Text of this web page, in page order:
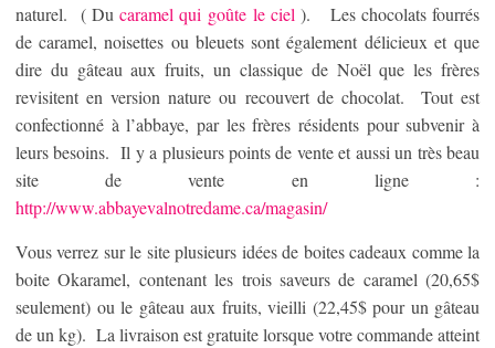
naturel. ( Ducaramel qui goûte le ciel ). Les chocolats fourrés
de caramel, noisettes ou bleuets sont également délicieux et que
dire du gâteau aux fruits, un classique de Noël que les frères
revisitent en version nature ou recouvert de chocolat. Tout est
confectionné à l’abbaye, par les frères résidents pour subvenir à
leurs besoins. Il y a plusieurs points de vente et aussi un très beau
site de vente en ligne :
http://www.abbayevalnotredame.ca/magasin/
Vous verrez sur le site plusieurs idées de boites cadeaux comme la
boite Okaramel, contenant les trois saveurs de caramel (20,65$
seulement) ou le gâteau aux fruits, vieilli (22,45$ pour un gâteau
de un kg). La livraison est gratuite lorsque votre commande atteint